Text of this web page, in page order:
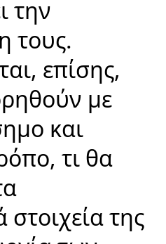
την
τους.
επίσης,
με
και
τι θα
της